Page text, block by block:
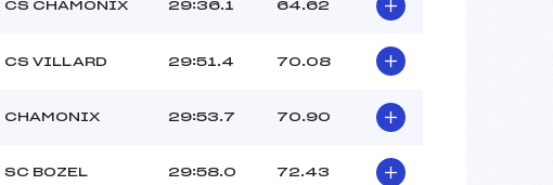
CS CHAMONIX 29:36.1 64.62
CS VILLARD 29:51.4 70.08
CHAMONIX 29:53.7 70.90
SC BOZEL 29:58.0 72.43